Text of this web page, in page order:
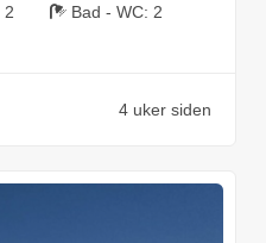
2 Bad - WC: 2
4 uker siden